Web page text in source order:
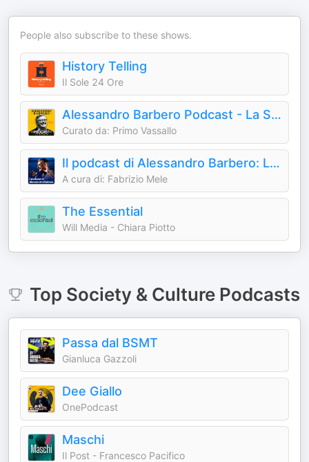
People also subscribe to these shows.
History Telling
Il Sole 24 Ore
Alessandro Barbero Podcast - La Storia
Curato da: Primo Vassallo
Il podcast di Alessandro Barbero: Lezioni e Conferenze di Storia
A cura di: Fabrizio Mele
The Essential
Will Media - Chiara Piotto
Top Society & CulturePodcasts
Passa dal BSMT
Gianluca Gazzoli
Dee Giallo
OnePodcast
Maschi
Il Post - Francesco Pacifico